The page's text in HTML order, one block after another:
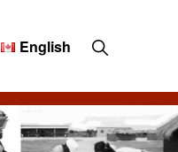
English Show
Search